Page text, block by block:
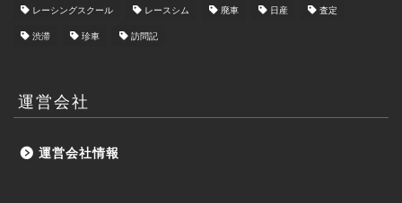
レーシングスクール レースシム 廃車 日産 査定
渋滞 珍車 訪問記
運営会社
運営会社情報